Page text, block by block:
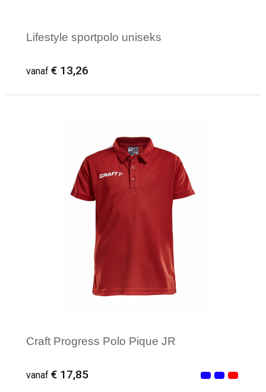
Lifestyle sportpolo uniseks
vanaf € 13,26
Minimale afname: 2
Craft Progress Polo Pique JR
vanaf € 17,85